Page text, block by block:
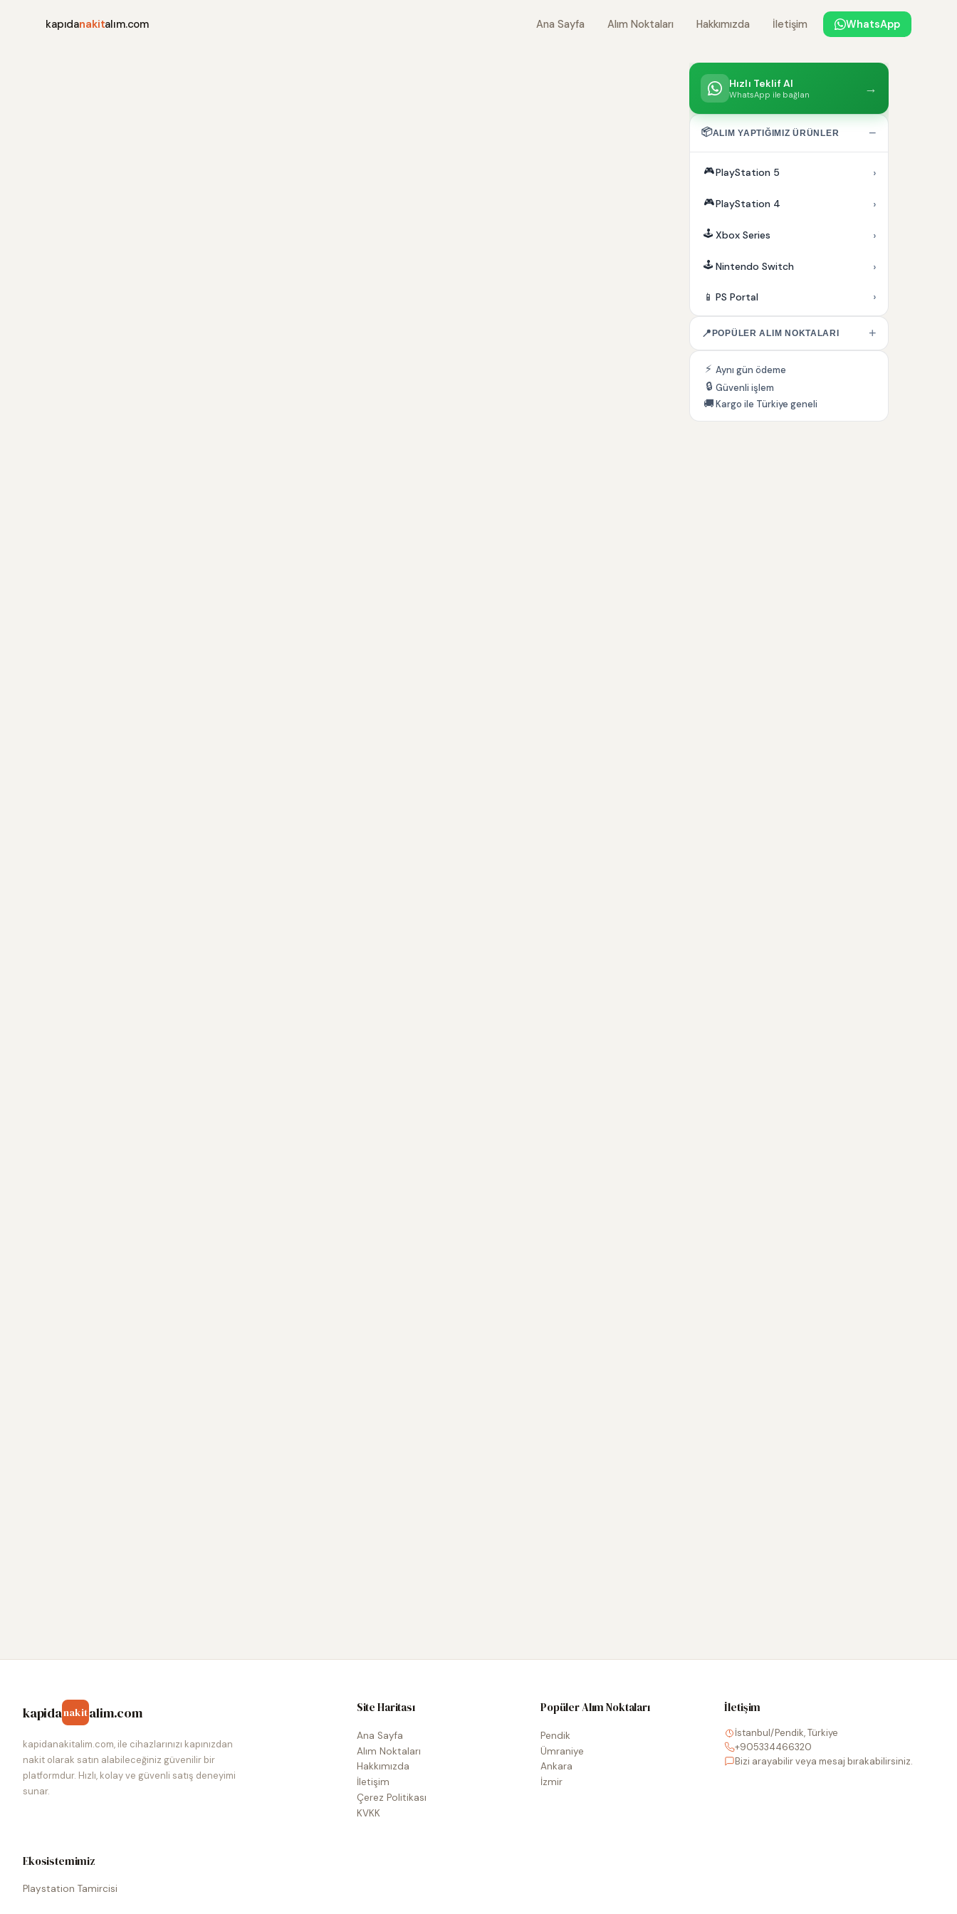
kapıdanakitalım.com Ana Sayfa Alım Noktaları Hakkımızda İletişim WhatsApp
Hızlı Teklif Al
WhatsApp ile bağlan →
📦ALIM YAPTIĞIMIZ ÜRÜNLER −
🎮PlayStation 5 ›
🎮PlayStation 4 ›
🕹️ Xbox Series ›
🕹️ Nintendo Switch ›
📱 PS Portal ›
📍 POPÜLER ALIM NOKTALARI +
⚡ Aynı gün ödeme
🔒 Güvenli işlem
🚚Kargo ile Türkiye geneli
kapidanakitalim.com
kapidanakitalim.com, ile cihazlarınızı kapınızdan
nakit olarak satın alabileceğiniz güvenilir bir
platformdur. Hızlı, kolay ve güvenli satış deneyimi
sunar.
Site Haritası
Ana Sayfa
Alım Noktaları
Hakkımızda
İletişim
Çerez Politikası
KVKK
Popüler Alım Noktaları
Pendik
Ümraniye
Ankara
İzmir
İletişim
İstanbul/Pendik, Türkiye
+905334466320
Bizi arayabilir veya mesaj bırakabilirsiniz.
Ekosistemimiz
Playstation Tamircisi